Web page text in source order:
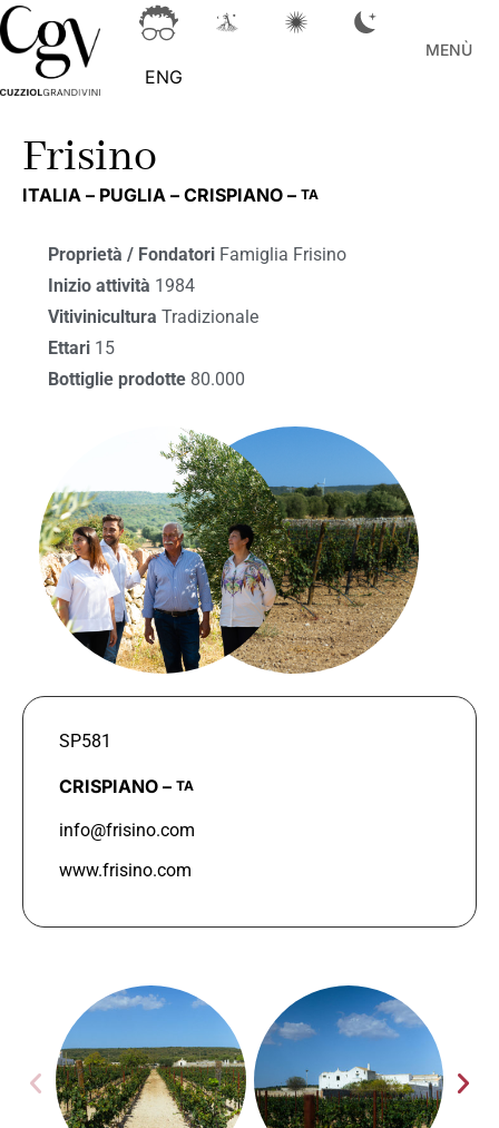
ENG
MENÙ
Frisino
ITALIA – PUGLIA – CRISPIANO – TA
Proprietà / Fondatori Famiglia Frisino
Inizio attività 1984
Vitivinicultura Tradizionale
Ettari 15
Bottiglie prodotte 80.000
SP581
CRISPIANO – TA
info@frisino.com
www.frisino.com